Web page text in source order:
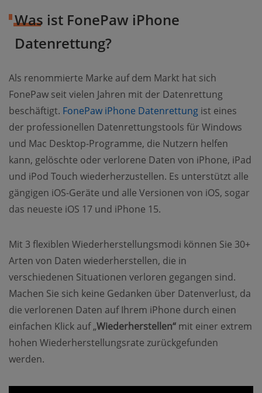
Was ist FonePaw iPhone
Datenrettung?
Als renommierte Marke auf dem Markt hat sich
FonePaw seit vielen Jahren mit der Datenrettung
beschäftigt. FonePaw iPhone Datenrettung ist eines
der professionellen Datenrettungstools für Windows
und Mac Desktop-Programme, die Nutzern helfen
kann, gelöschte oder verlorene Daten von iPhone, iPad
und iPod Touch wiederherzustellen. Es unterstützt alle
gängigen iOS-Geräte und alle Versionen von iOS, sogar
das neueste iOS 17 und iPhone 15.
Mit 3 flexiblen Wiederherstellungsmodi können Sie 30+
Arten von Daten wiederherstellen, die in
verschiedenen Situationen verloren gegangen sind.
Machen Sie sich keine Gedanken über Datenverlust, da
die verlorenen Daten auf Ihrem iPhone durch einen
einfachen Klick auf „Wiederherstellen“ mit einer extrem
hohen Wiederherstellungsrate zurückgefunden
werden.